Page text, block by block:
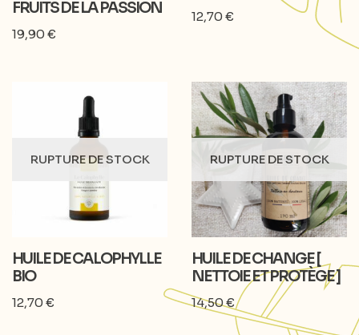
FRUITS DE LA PASSION
19,90€
12,70€
RUPTURE DE STOCK
HUILE DE CALOPHYLLE
BIO
12,70€
RUPTURE DE STOCK
HUILE DE CHANGE [
NETTOIE ET PROTÈGE ]
14,50€